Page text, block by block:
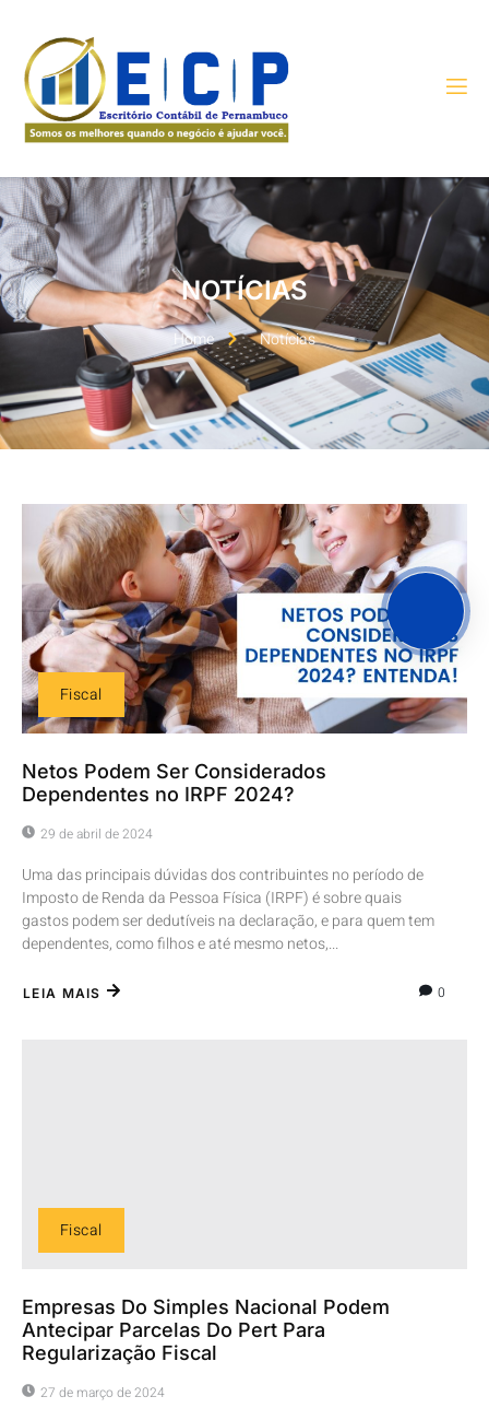
NOTÍCIAS
Home Notícias
Fiscal
Netos Podem Ser Considerados
Dependentes no IRPF 2024?
29 de abril de 2024
Uma das principais dúvidas dos contribuintes no período de
Imposto de Renda da Pessoa Física (IRPF) é sobre quais
gastos podem ser dedutíveis na declaração, e para quem tem
dependentes, como filhos e até mesmo netos,...
LEIA MAIS 0
Fiscal
Empresas Do Simples Nacional Podem
Antecipar Parcelas Do Pert Para
Regularização Fiscal
27 de março de 2024